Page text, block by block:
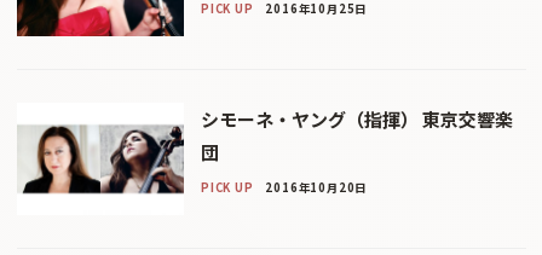
PICK UP 2016年10月25日
シモーネ・ヤング（指揮） 東京交響楽
団
PICK UP 2016年10月20日